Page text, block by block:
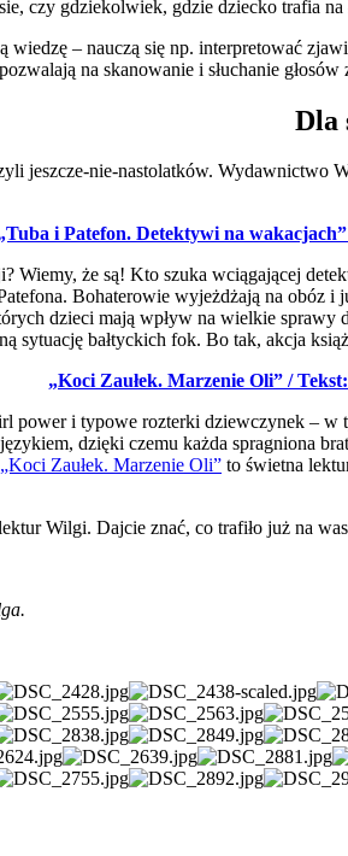
czy gdziekolwiek, gdzie dziecko trafia
wiedzę – nauczą się np. interpretować
na skanowanie i słuchanie
Dla
jeszcze-nie-nastolatków. Wydawnictwo
i Patefon. Detektywi na
Wiemy, że są! Kto szuka wciągającej
Bohaterowie wyjeżdżają na obóz
dzieci mają wpływ na wielkie sprawy
sytuację bałtyckich fok. Bo tak, akcja
„Koci Zaułek. Marzenie Oli” /
power i typowe rozterki dziewczynek –
dzięki czemu każda spragniona
„Koci Zaułek. Marzenie Oli” to świetna
Wilgi. Dajcie znać, co trafiło już na